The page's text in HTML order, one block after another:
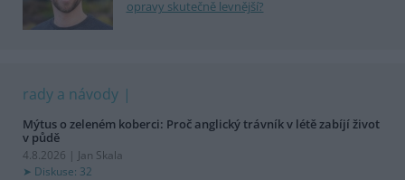
opravy skutečně levnější?
rady a návody
Mýtus o zeleném koberci: Proč anglický trávník v létě zabíjí život
v půdě
4.8.2026 | Jan Skala
Diskuse: 32